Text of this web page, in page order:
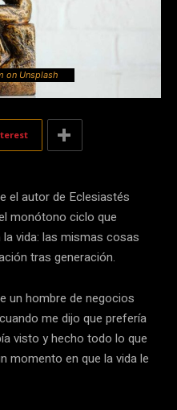
on Unsplash
el autor de Eclesiastés
monótono ciclo que
vida: las mismas cosas
tras generación.
un hombre de negocios
me dijo que prefería
visto y hecho todo lo que
momento en que la vida le